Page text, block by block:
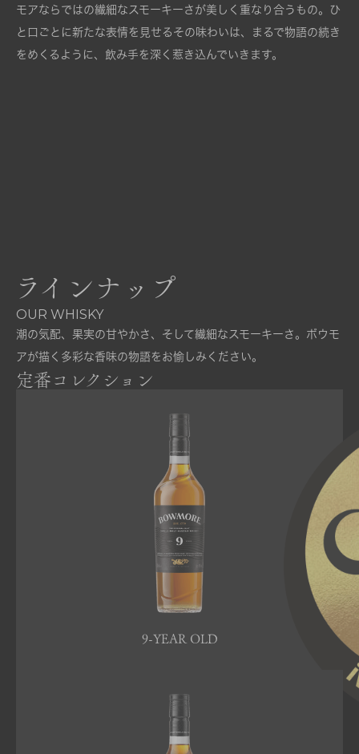
モアならではの繊細なスモーキーさが美しく重なり合うもの。ひ
と口ごとに新たな表情を見せるその味わいは、まるで物語の続き
をめくるように、飲み手を深く惹き込んでいきます。
ラインナップ
OUR WHISKY
潮の気配、果実の甘やかさ、そして繊細なスモーキーさ。 ボウモ
アが描く多彩な香味の物語をお愉しみください。
定番コレクション
9-YEAR OLD